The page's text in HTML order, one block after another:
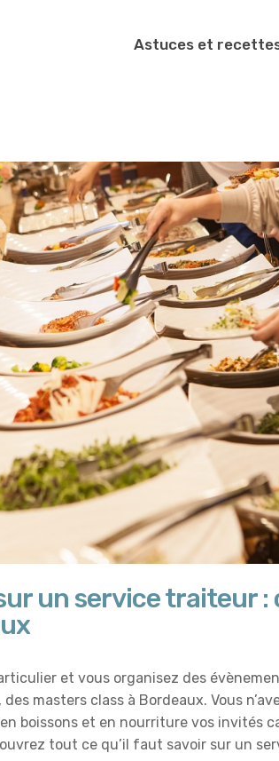
Astuces et
un service traiteur :
et vous organisez des
masters class à Bordeaux. Vous
boissons et en nourriture vos invités
tout ce qu’il faut savoir sur un